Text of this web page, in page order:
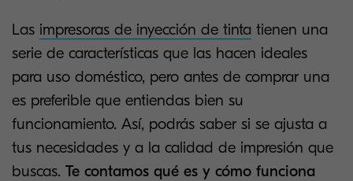
Las impresoras de inyección de tinta tienen una
serie de características que las hacen ideales
para uso doméstico, pero antes de comprar una
es preferible que entiendas bien su
funcionamiento. Así, podrás saber si se ajusta a
tus necesidades y a la calidad de impresión que
buscas. Te contamos qué es y cómo funciona